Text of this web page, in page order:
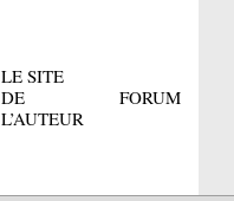
LE SITE
DE
L’AUTEUR
FORUM